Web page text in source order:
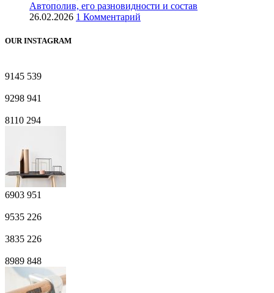
Автополив, его разновидности и состав
26.02.2026 1 Комментарий
OUR INSTAGRAM
9145 539
9298 941
8110 294
6903 951
9535 226
3835 226
8989 848